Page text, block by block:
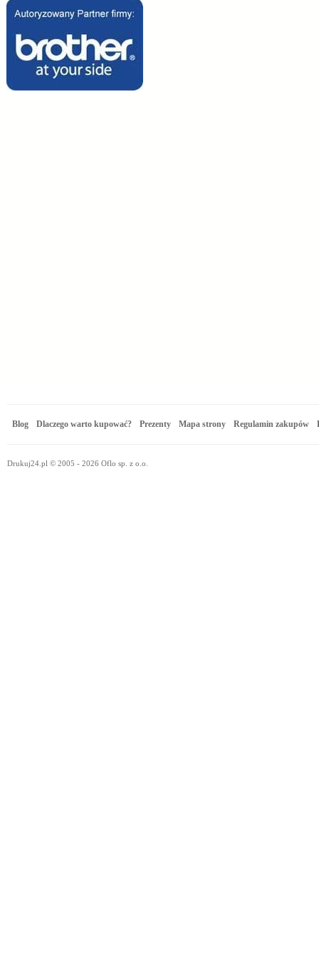
Blog Dlaczego warto kupować? Prezenty Mapa strony Regulamin zakupów
Drukuj24.pl © 2005 - 2026 Oflo sp. z o.o.